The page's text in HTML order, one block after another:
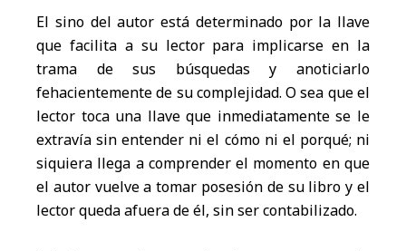
El sino del autor está determinado por la llave
que facilita a su lector para implicarse en la
trama de sus búsquedas y anoticiarlo
fehacientemente de su complejidad. O sea que el
lector toca una llave que inmediatamente se le
extravía sin entender ni el cómo ni el porqué; ni
siquiera llega a comprender el momento en que
el autor vuelve a tomar posesión de su libro y el
lector queda afuera de él, sin ser contabilizado.